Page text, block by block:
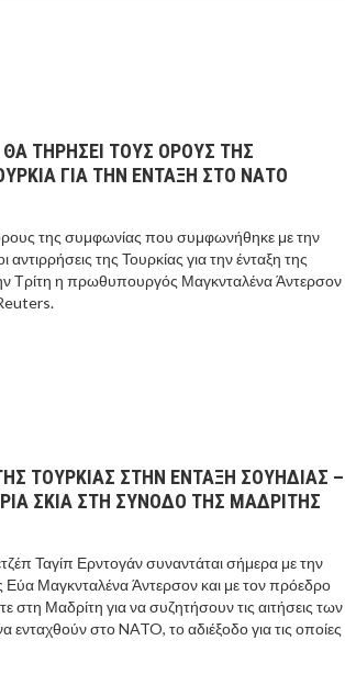
ΤΗΡΗΣΕΙ ΤΟΥΣ ΟΡΟΥΣ ΤΗΣ
ΓΙΑ ΤΗΝ ΕΝΤΑΞΗ ΣΤΟ ΝΑΤΟ
της συμφωνίας που συμφωνήθηκε με την
της Τουρκίας για την ένταξη της
Τρίτη η πρωθυπουργός Μαγκνταλένα Άντερσον
ΤΟΥΡΚΙΑΣ ΣΤΗΝ ΕΝΤΑΞΗ ΣΟΥΗΔΙΑΣ –
ΣΚΙΑ ΣΤΗ ΣΥΝΟΔΟ ΤΗΣ ΜΑΔΡΙΤΗΣ
Ταγίπ Ερντογάν συναντάται σήμερα με την
Μαγκνταλένα Άντερσον και με τον πρόεδρο
στη Μαδρίτη για να συζητήσουν τις αιτήσεις των
στο NATO, το αδιέξοδο για τις οποίες